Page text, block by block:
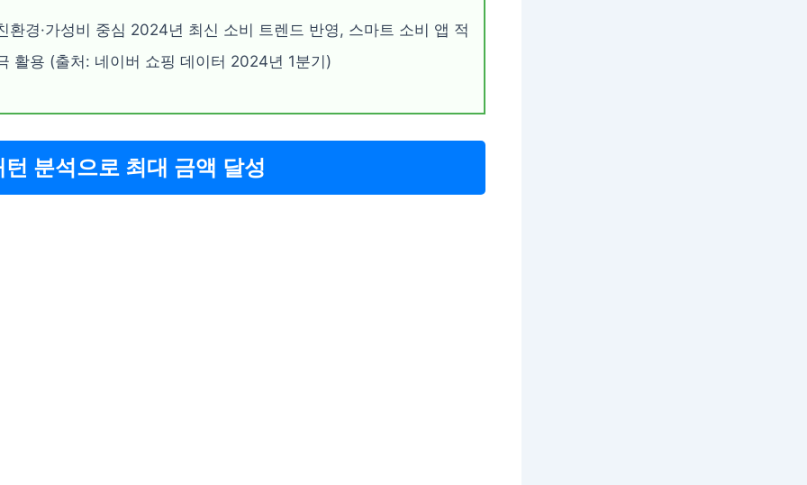
환경·가성비 중심 2024년 최신 소비 트렌드 반영, 스마트 소비 앱 적
활용 (출처: 네이버 쇼핑 데이터 2024년 1분기)
분석으로 최대 금액 달성